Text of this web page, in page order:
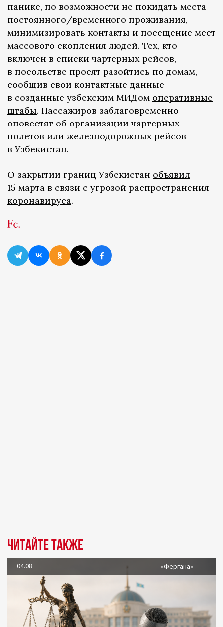
панике, по возможности не покидать места
постоянного/временного проживания,
минимизировать контакты и посещение мест
массового скопления людей. Тех, кто
включен в списки чартерных рейсов,
в посольстве просят разойтись по домам,
сообщив свои контактные данные
в созданные узбекским МИДом оперативные
штабы. Пассажиров заблаговременно
оповестят об организации чартерных
полетов или железнодорожных рейсов
в Узбекистан.
О закрытии границ Узбекистан объявил
15 марта в связи с угрозой распространения
коронавируса.
Читайте также
04.08 «Фергана»